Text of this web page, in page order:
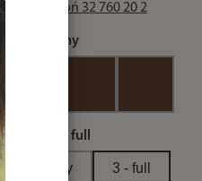
lub zadzwoń 32 760 20 2
czarny
rozmiar: 3 - full
1 - pony 3 - full